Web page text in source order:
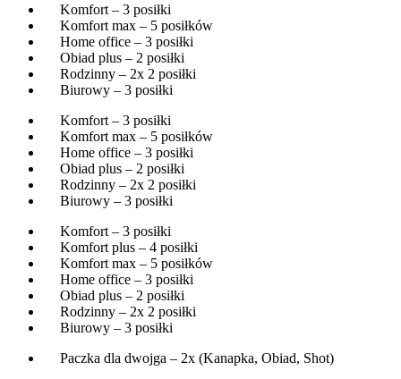
Komfort – 3 posiłki
Komfort max – 5 posiłków
Home office – 3 posiłki
Obiad plus – 2 posiłki
Rodzinny – 2x 2 posiłki
Biurowy – 3 posiłki
Komfort – 3 posiłki
Komfort max – 5 posiłków
Home office – 3 posiłki
Obiad plus – 2 posiłki
Rodzinny – 2x 2 posiłki
Biurowy – 3 posiłki
Komfort – 3 posiłki
Komfort plus – 4 posiłki
Komfort max – 5 posiłków
Home office – 3 posiłki
Obiad plus – 2 posiłki
Rodzinny – 2x 2 posiłki
Biurowy – 3 posiłki
Paczka dla dwojga – 2x (Kanapka, Obiad, Shot)